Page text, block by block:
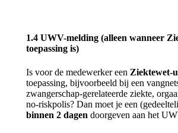
1.4 UWV-melding (alleen wanneer
toepassing is)
Is voor de medewerker een
toepassing, bijvoorbeeld bij een
zwangerschap‑gerelateerde ziekte,
no‑riskpolis? Dan moet je een
binnen 2 dagen doorgeven aan het